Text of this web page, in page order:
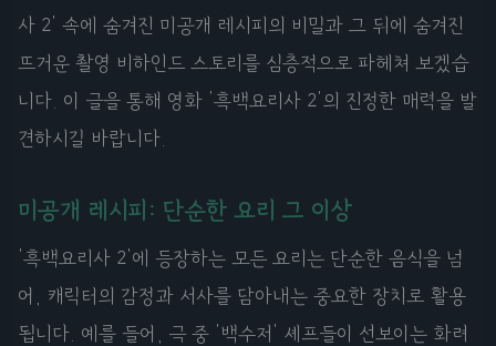
사 2' 속에 숨겨진 미공개 레시피의 비밀과 그 뒤에 숨겨진
뜨거운 촬영 비하인드 스토리를 심층적으로 파헤쳐 보겠습
니다. 이 글을 통해 영화 '흑백요리사 2'의 진정한 매력을 발
견하시길 바랍니다.
미공개 레시피: 단순한 요리 그 이상
'흑백요리사 2'에 등장하는 모든 요리는 단순한 음식을 넘
어, 캐릭터의 감정과 서사를 담아내는 중요한 장치로 활용
됩니다. 예를 들어, 극 중 '백수저' 셰프들이 선보이는 화려